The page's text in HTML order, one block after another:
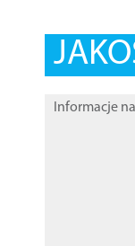
Informacje